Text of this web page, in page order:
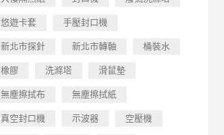
悠遊卡套 手壓封口機
新北市探針 新北市轉軸 桶裝水
橡膠 洗滌塔 滑鼠墊
無塵擦拭布 無塵擦拭紙
真空封口機 示波器 空壓機